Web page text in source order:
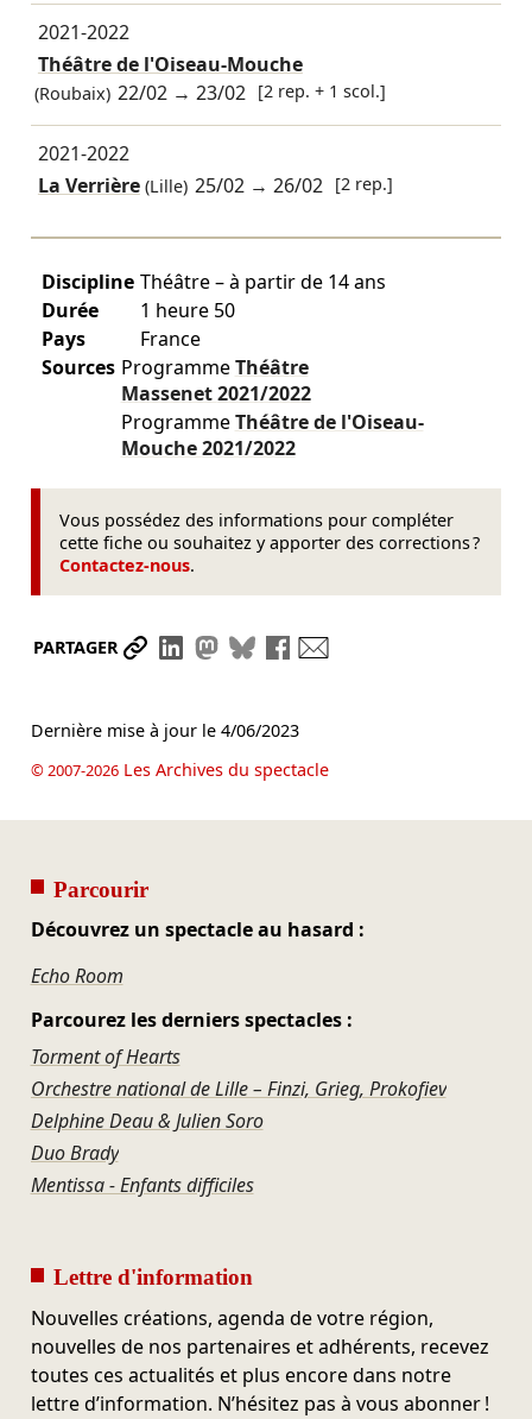
2021-2022
Théâtre de l'Oiseau-Mouche
(Roubaix) 22/02 →23/02 [2 rep. + 1 scol.]
2021-2022
La Verrière(Lille) 25/02 →26/02 [2 rep.]
Discipline Théâtre – à partir de 14 ans
Durée
1 heure 50
Pays
France
Sources ProgrammeThéâtre
Massenet2021/2022
ProgrammeThéâtre de l'Oiseau-
Mouche2021/2022
Vous possédez des informations pour compléter
cette fiche ou souhaitez y apporter des corrections ?
Contactez-nous.
PARTAGER Partager le lien
Partager sur LinkedIn
Partager sur Mastodon
Partager sur Bluesky
Partager sur Facebook
Dernière mise à jour le 4/06/2023
© 2007-2026Les Archives du spectacle
Parcourir
Découvrez un spectacle au hasard :
Echo Room
Parcourez les derniers spectacles :
Torment of Hearts
Orchestre national de Lille – Finzi, Grieg, Prokofiev
Delphine Deau & Julien Soro
Duo Brady
Mentissa - Enfants difficiles
Lettre d'information
Nouvelles créations, agenda de votre région,
nouvelles de nos partenaires et adhérents, recevez
toutes ces actualités et plus encore dans notre
lettre d’information. N’hésitez pas à vous abonner !